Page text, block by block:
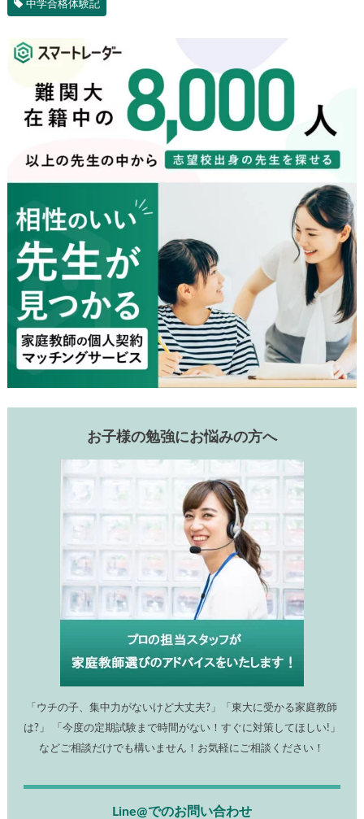
中学合格体験記
お子様の勉強にお悩みの方へ
「ウチの子、集中力がないけど大丈夫?」「東大に受かる家庭教師
は?」 「今度の定期試験まで時間がない！すぐに対策してほしい!」
などご相談だけでも構いません！お気軽にご相談ください！
Line@でのお問い合わせ